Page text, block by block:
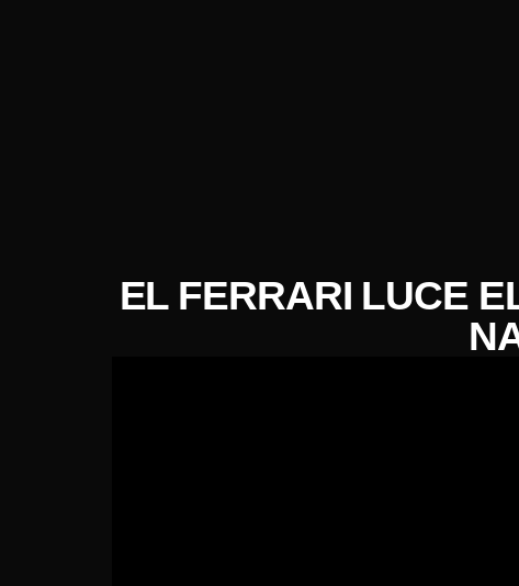
EL FERRARI LUCE